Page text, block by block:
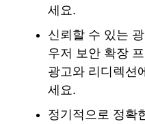
세요.
신뢰할 수 있는
우저 보안 확장
광고와 리디렉션
세요.
정기적으로 정확